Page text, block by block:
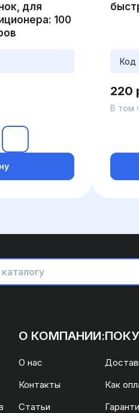
для
100
Код
220
В том
О КОМПАНИИ:
О нас
Контакты
Статьи
Как